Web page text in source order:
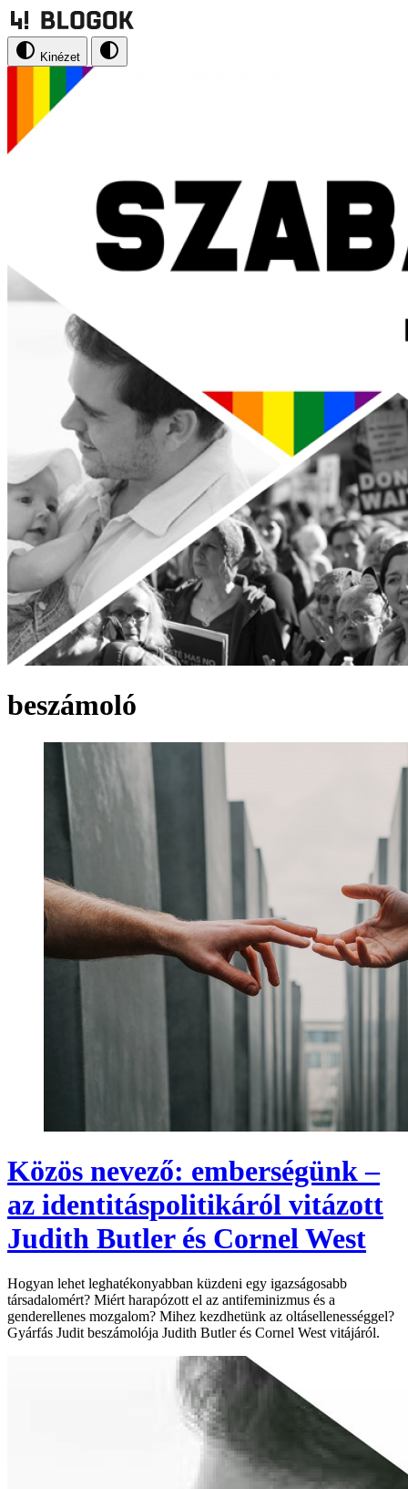
Kinézet
beszámoló
Közös nevező: emberségünk –
az identitáspolitikáról vitázott
Judith Butler és Cornel West
Hogyan lehet leghatékonyabban küzdeni egy igazságosabb
társadalomért? Miért harapózott el az antifeminizmus és a
genderellenes mozgalom? Mihez kezdhetünk az oltásellenességgel?
Gyárfás Judit beszámolója Judith Butler és Cornel West vitájáról.